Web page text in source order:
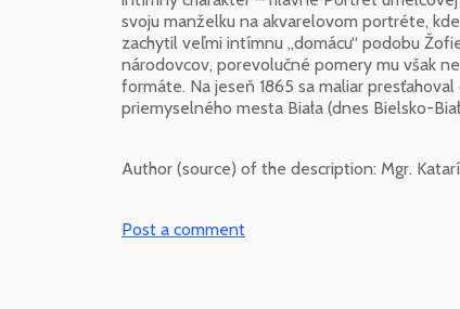
svoju manželku na akvarelovom portréte,
zachytil veľmi intímnu „domácu“ podobu
národovcov, porevolučné pomery mu však
formáte. Na jeseň 1865 sa maliar
priemyselného mesta Biała (dnes Bielsko-
Author (source) of the description: Mgr.
Post a comment